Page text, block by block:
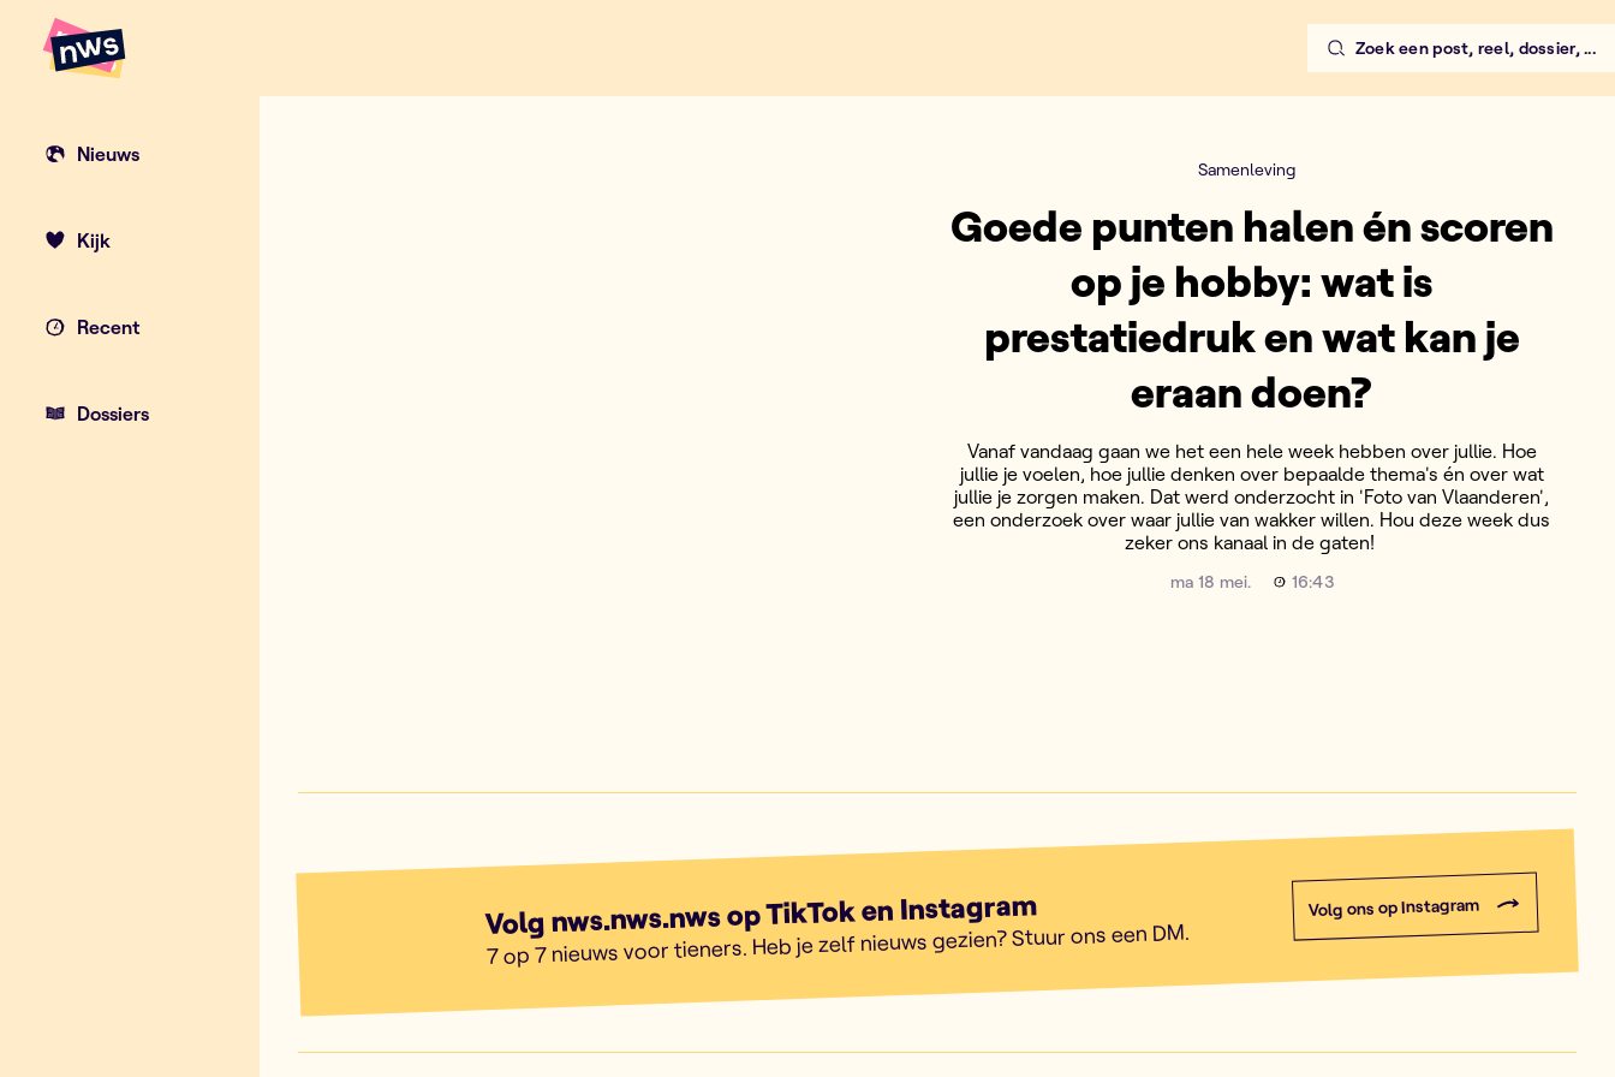
Zoek een post, reel, dossier, ...
Nieuws
Kijk
Recent
Dossiers
Samenleving
Goede punten halen én scoren
op je hobby: wat is
prestatiedruk en wat kan je
eraan doen?
Vanaf vandaag gaan we het een hele week hebben over jullie. Hoe
jullie je voelen, hoe jullie denken over bepaalde thema's én over wat
jullie je zorgen maken. Dat werd onderzocht in 'Foto van Vlaanderen',
een onderzoek over waar jullie van wakker willen. Hou deze week dus
zeker ons kanaal in de gaten!
ma 18 mei. 16:43
Volg nws.nws.nws op TikTok en Instagram
7 op 7 nieuws voor tieners. Heb je zelf nieuws gezien? Stuur ons een DM.
Volg ons op Instagram